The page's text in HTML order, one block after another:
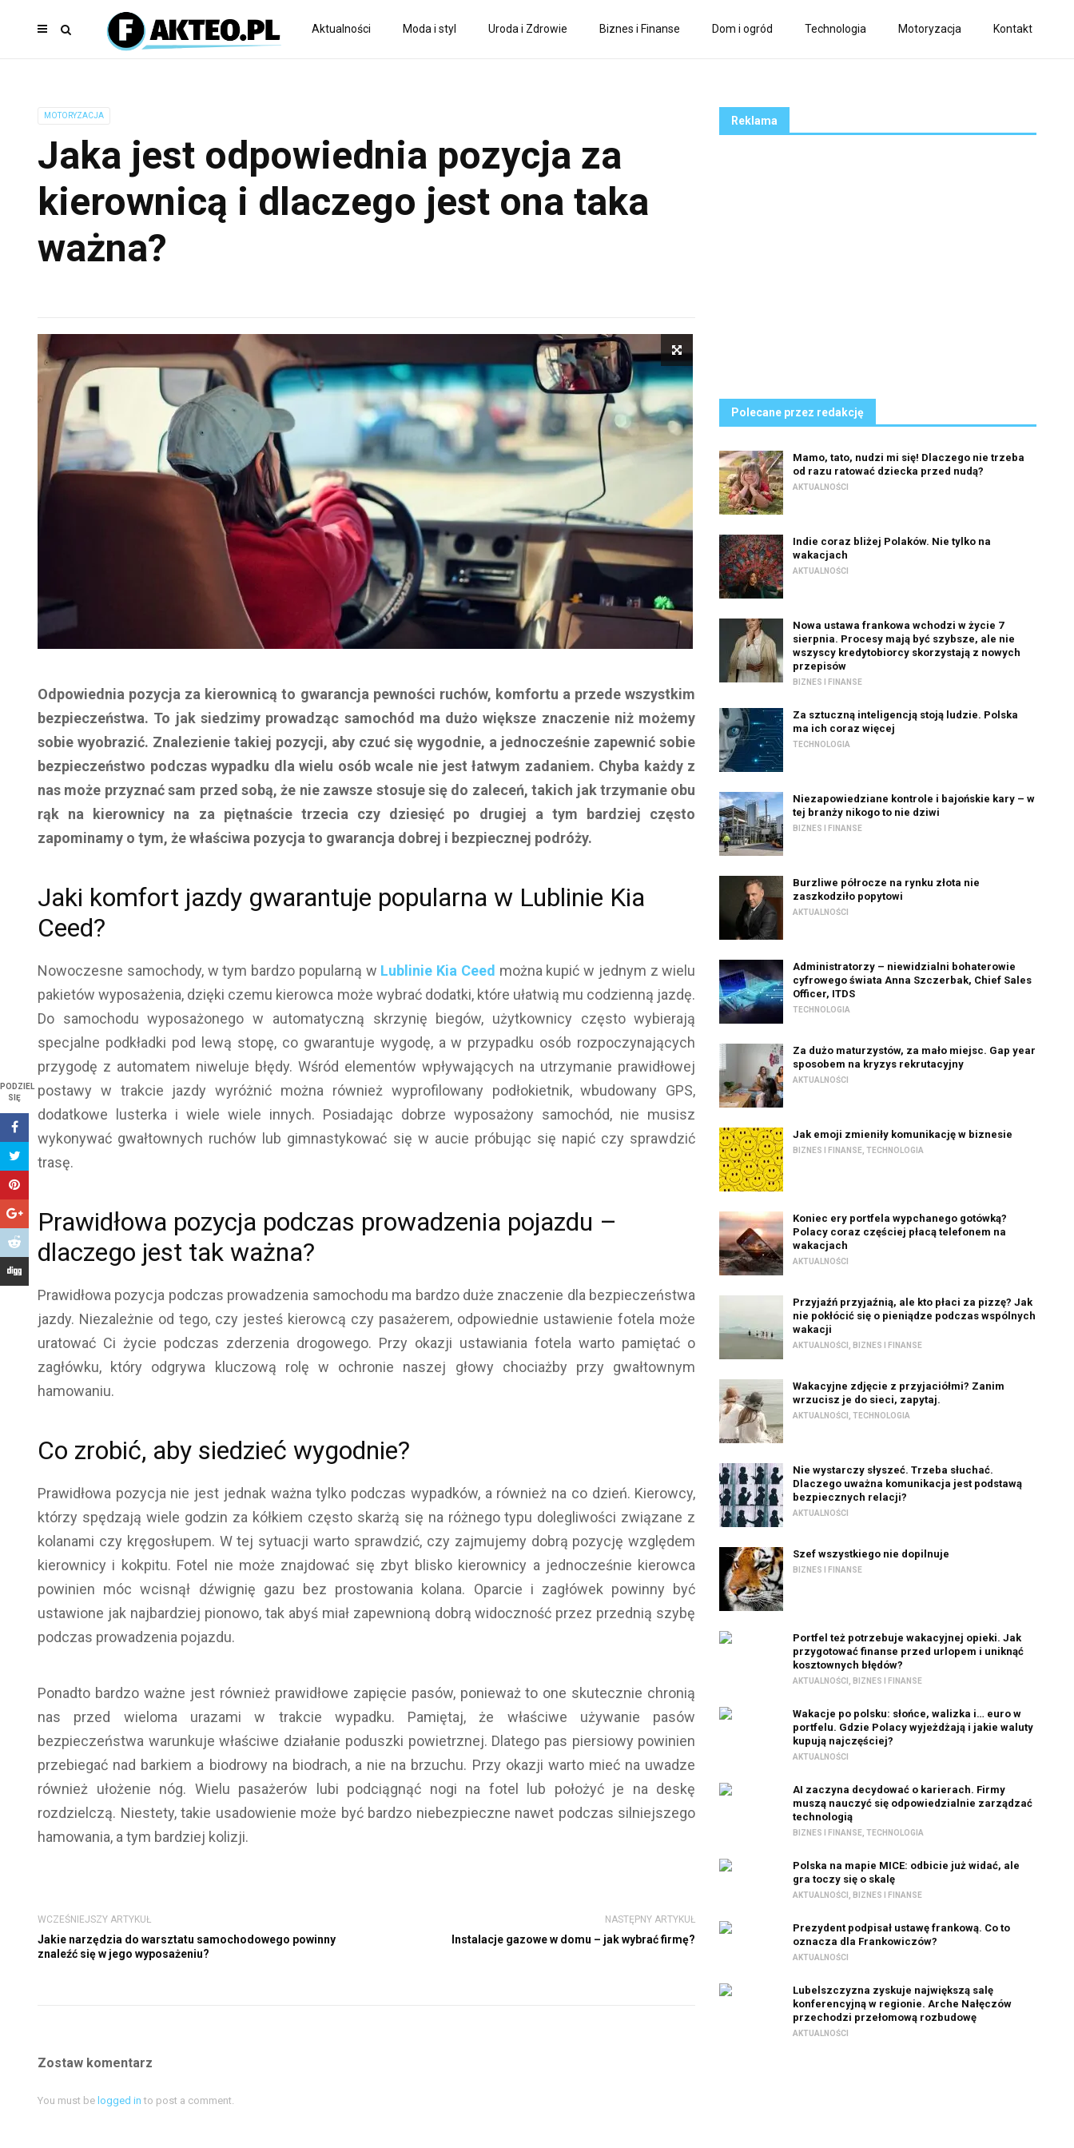
Aktualności Moda i styl Uroda i Zdrowie Biznes i Finanse Dom i ogród Technologia Motoryzacja Kontakt
MOTORYZACJA
Jaka jest odpowiednia pozycja za
kierownicą i dlaczego jest ona taka
ważna?
PODZIEL
SIĘ
Odpowiednia pozycja za kierownicą to gwarancja pewności ruchów, komfortu a przede wszystkim
bezpieczeństwa. To jak siedzimy prowadząc samochód ma dużo większe znaczenie niż możemy
sobie wyobrazić. Znalezienie takiej pozycji, aby czuć się wygodnie, a jednocześnie zapewnić sobie
bezpieczeństwo podczas wypadku dla wielu osób wcale nie jest łatwym zadaniem. Chyba każdy z
nas może przyznać sam przed sobą, że nie zawsze stosuje się do zaleceń, takich jak trzymanie obu
rąk na kierownicy na za piętnaście trzecia czy dziesięć po drugiej a tym bardziej często
zapominamy o tym, że właściwa pozycja to gwarancja dobrej i bezpiecznej podróży.
Jaki komfort jazdy gwarantuje popularna w Lublinie Kia
Ceed?
Nowoczesne samochody, w tym bardzo popularną w Lublinie Kia Ceed można kupić w jednym z wielu
pakietów wyposażenia, dzięki czemu kierowca może wybrać dodatki, które ułatwią mu codzienną jazdę.
Do samochodu wyposażonego w automatyczną skrzynię biegów, użytkownicy często wybierają
specjalne podkładki pod lewą stopę, co gwarantuje wygodę, a w przypadku osób rozpoczynających
przygodę z automatem niweluje błędy. Wśród elementów wpływających na utrzymanie prawidłowej
postawy w trakcie jazdy wyróżnić można również wyprofilowany podłokietnik, wbudowany GPS,
dodatkowe lusterka i wiele wiele innych. Posiadając dobrze wyposażony samochód, nie musisz
wykonywać gwałtownych ruchów lub gimnastykować się w aucie próbując się napić czy sprawdzić
trasę.
Prawidłowa pozycja podczas prowadzenia pojazdu –
dlaczego jest tak ważna?
Prawidłowa pozycja podczas prowadzenia samochodu ma bardzo duże znaczenie dla bezpieczeństwa
jazdy. Niezależnie od tego, czy jesteś kierowcą czy pasażerem, odpowiednie ustawienie fotela może
uratować Ci życie podczas zderzenia drogowego. Przy okazji ustawiania fotela warto pamiętać o
zagłówku, który odgrywa kluczową rolę w ochronie naszej głowy chociażby przy gwałtownym
hamowaniu.
Co zrobić, aby siedzieć wygodnie?
Prawidłowa pozycja nie jest jednak ważna tylko podczas wypadków, a również na co dzień. Kierowcy,
którzy spędzają wiele godzin za kółkiem często skarżą się na różnego typu dolegliwości związane z
kolanami czy kręgosłupem. W tej sytuacji warto sprawdzić, czy zajmujemy dobrą pozycję względem
kierownicy i kokpitu. Fotel nie może znajdować się zbyt blisko kierownicy a jednocześnie kierowca
powinien móc wcisnął dźwignię gazu bez prostowania kolana. Oparcie i zagłówek powinny być
ustawione jak najbardziej pionowo, tak abyś miał zapewnioną dobrą widoczność przez przednią szybę
podczas prowadzenia pojazdu.
Ponadto bardzo ważne jest również prawidłowe zapięcie pasów, ponieważ to one skutecznie chronią
nas przed wieloma urazami w trakcie wypadku. Pamiętaj, że właściwe używanie pasów
bezpieczeństwa warunkuje właściwe działanie poduszki powietrznej. Dlatego pas piersiowy powinien
przebiegać nad barkiem a biodrowy na biodrach, a nie na brzuchu. Przy okazji warto mieć na uwadze
również ułożenie nóg. Wielu pasażerów lubi podciągnąć nogi na fotel lub położyć je na deskę
rozdzielczą. Niestety, takie usadowienie może być bardzo niebezpieczne nawet podczas silniejszego
hamowania, a tym bardziej kolizji.
WCZEŚNIEJSZY ARTYKUŁ
Jakie narzędzia do warsztatu samochodowego powinny
znaleźć się w jego wyposażeniu?
NASTĘPNY ARTYKUŁ
Instalacje gazowe w domu – jak wybrać firmę?
Zostaw komentarz
You must be logged in to post a comment.
Reklama
Polecane przez redakcję
Mamo, tato, nudzi mi się! Dlaczego nie trzeba
od razu ratować dziecka przed nudą?
AKTUALNOŚCI
Indie coraz bliżej Polaków. Nie tylko na
wakacjach
AKTUALNOŚCI
Nowa ustawa frankowa wchodzi w życie 7
sierpnia. Procesy mają być szybsze, ale nie
wszyscy kredytobiorcy skorzystają z nowych
przepisów
BIZNES I FINANSE
Za sztuczną inteligencją stoją ludzie. Polska
ma ich coraz więcej
TECHNOLOGIA
Niezapowiedziane kontrole i bajońskie kary – w
tej branży nikogo to nie dziwi
BIZNES I FINANSE
Burzliwe półrocze na rynku złota nie
zaszkodziło popytowi
AKTUALNOŚCI
Administratorzy – niewidzialni bohaterowie
cyfrowego świata Anna Szczerbak, Chief Sales
Officer, ITDS
TECHNOLOGIA
Za dużo maturzystów, za mało miejsc. Gap year
sposobem na kryzys rekrutacyjny
AKTUALNOŚCI
Jak emoji zmieniły komunikację w biznesie
BIZNES I FINANSE ,TECHNOLOGIA
Koniec ery portfela wypchanego gotówką?
Polacy coraz częściej płacą telefonem na
wakacjach
AKTUALNOŚCI
Przyjaźń przyjaźnią, ale kto płaci za pizzę? Jak
nie pokłócić się o pieniądze podczas wspólnych
wakacji
AKTUALNOŚCI BIZNES I FINANSE
Wakacyjne zdjęcie z przyjaciółmi? Zanim
wrzucisz je do sieci, zapytaj.
AKTUALNOŚCI ,TECHNOLOGIA
Nie wystarczy słyszeć. Trzeba słuchać.
Dlaczego uważna komunikacja jest podstawą
bezpiecznych relacji?
AKTUALNOŚCI
Szef wszystkiego nie dopilnuje
BIZNES I FINANSE
Portfel też potrzebuje wakacyjnej opieki. Jak
przygotować finanse przed urlopem i uniknąć
kosztownych błędów?
AKTUALNOŚCI BIZNES I FINANSE
Wakacje po polsku: słońce, walizka i… euro w
portfelu. Gdzie Polacy wyjeżdżają i jakie waluty
kupują najczęściej?
AKTUALNOŚCI
AI zaczyna decydować o karierach. Firmy
muszą nauczyć się odpowiedzialnie zarządzać
technologią
BIZNES I FINANSE ,TECHNOLOGIA
Polska na mapie MICE: odbicie już widać, ale
gra toczy się o skalę
AKTUALNOŚCI BIZNES I FINANSE
Prezydent podpisał ustawę frankową. Co to
oznacza dla Frankowiczów?
AKTUALNOŚCI
Lubelszczyzna zyskuje największą salę
konferencyjną w regionie. Arche Nałęczów
przechodzi przełomową rozbudowę
AKTUALNOŚCI